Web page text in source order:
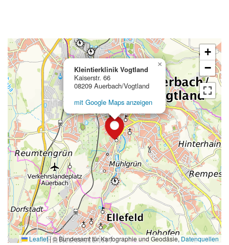
Kleintierklinik Vogtland
Kaiserstr. 66
08209 Auerbach/Vogtland
mit Google Maps anzeigen
×
+
−
Leaflet|© Bundesamt für Kartographie und Geodäsie, Datenquellen